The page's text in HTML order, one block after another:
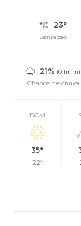
23°
Sensação
21% (0.1mm)
Chance de chuva
DOM
35°
22°